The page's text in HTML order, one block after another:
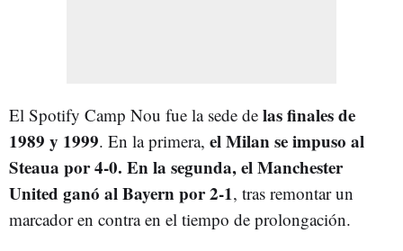
El Spotify Camp Nou fue la sede de las finales de
1989 y 1999. En la primera, el Milan se impuso al
Steaua por 4-0. En la segunda, el Manchester
United ganó al Bayern por 2-1, tras remontar un
marcador en contra en el tiempo de prolongación.